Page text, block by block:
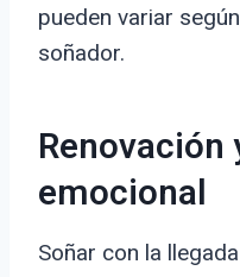
pueden variar
soñador.
emocional
Soñar con la